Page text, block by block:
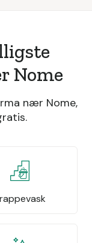
Nome
nær Nome,